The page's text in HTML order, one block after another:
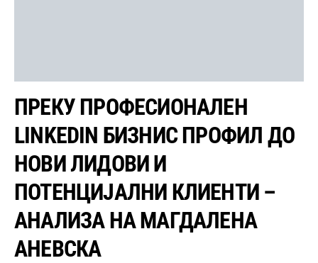
ПРЕКУ ПРОФЕСИОНАЛЕН
LINKEDIN БИЗНИС ПРОФИЛ ДО
НОВИ ЛИДОВИ И
ПОТЕНЦИЈАЛНИ КЛИЕНТИ –
АНАЛИЗА НА МАГДАЛЕНА
АНЕВСКА